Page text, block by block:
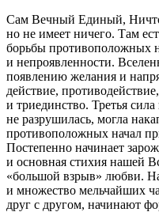
Сам Вечный Единый, Ничто
но не имеет ничего. Там
борьбы противоположных
и непроявленности.
появлению желания и
действие,
и триединство. Третья
не разрушилась, могла
противоположных начал
Постепенно начинает
и основная стихия нашей
«большой взрыв» любви.
и множество мельчайших
друг с другом, начинают